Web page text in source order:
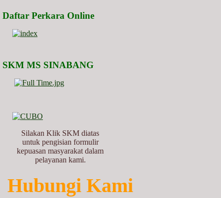
Daftar Perkara Online
SKM MS SINABANG
Silakan Klik SKM diatas
untuk pengisian formulir
kepuasan masyarakat dalam
pelayanan kami.
Hubungi Kami